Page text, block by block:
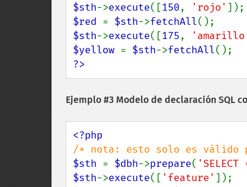
$sth->execute([150, 'rojo'
$red = $sth->fetchAll
$sth->execute([175,
$yellow = $sth->fetchAll
?>
Ejemplo #3 Modelo de declaración SQL
$sth = $dbh->prepare(
$sth->execute([ 'feature'